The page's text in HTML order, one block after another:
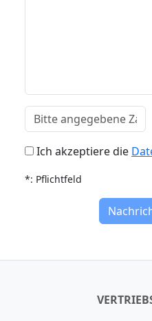
Ich akzeptiere die
*: Pflichtfeld